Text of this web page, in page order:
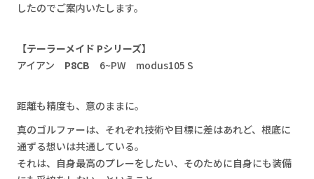
よくあるご質問
リクルート
したのでご案内いたします。
【テーラーメイド Pシリーズ】
アイアン P8CB 6~PW modus105 S
距離も精度も、意のままに。
真のゴルファーは、それぞれ技術や目標に差はあれど、根底に
通ずる想いは共通している。
それは、自身最高のプレーをしたい、そのために自身にも装備